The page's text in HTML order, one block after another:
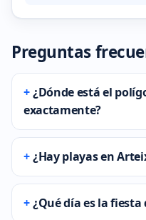
Preguntas
¿Dónde está el
exactamente?
¿Hay playas en
¿Qué día es la fiesta